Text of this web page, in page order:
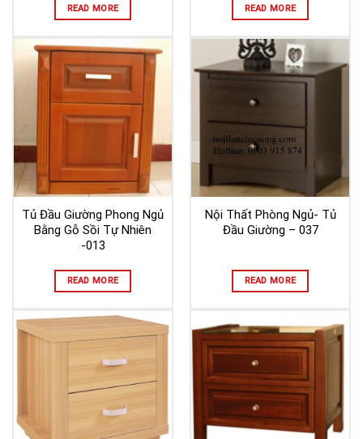
READ MORE READ MORE
Tủ Đầu Giường Phong Ngủ
Bằng Gỗ Sồi Tự Nhiên
-013
READ MORE
Nội Thất Phòng Ngủ- Tủ
Đầu Giường – 037
READ MORE